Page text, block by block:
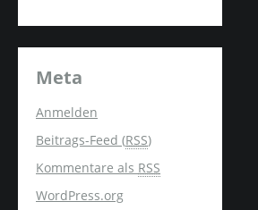
Meta
Anmelden
Beitrags-Feed (RSS)
Kommentare als RSS
WordPress.org